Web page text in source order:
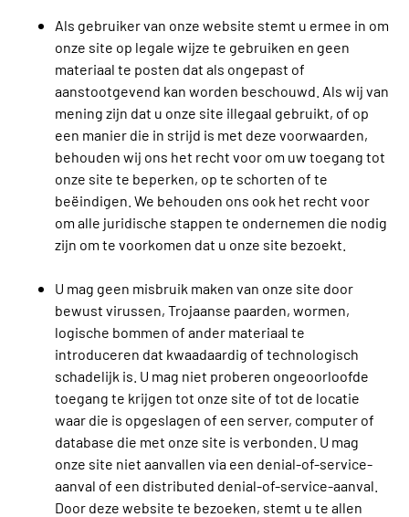
Als gebruiker van onze website stemt u ermee in om
onze site op legale wijze te gebruiken en geen
materiaal te posten dat als ongepast of
aanstootgevend kan worden beschouwd. Als wij van
mening zijn dat u onze site illegaal gebruikt, of op
een manier die in strijd is met deze voorwaarden,
behouden wij ons het recht voor om uw toegang tot
onze site te beperken, op te schorten of te
beëindigen. We behouden ons ook het recht voor
om alle juridische stappen te ondernemen die nodig
zijn om te voorkomen dat u onze site bezoekt.
U mag geen misbruik maken van onze site door
bewust virussen, Trojaanse paarden, wormen,
logische bommen of ander materiaal te
introduceren dat kwaadaardig of technologisch
schadelijk is. U mag niet proberen ongeoorloofde
toegang te krijgen tot onze site of tot de locatie
waar die is opgeslagen of een server, computer of
database die met onze site is verbonden. U mag
onze site niet aanvallen via een denial-of-service-
aanval of een distributed denial-of-service-aanval.
Door deze website te bezoeken, stemt u te allen